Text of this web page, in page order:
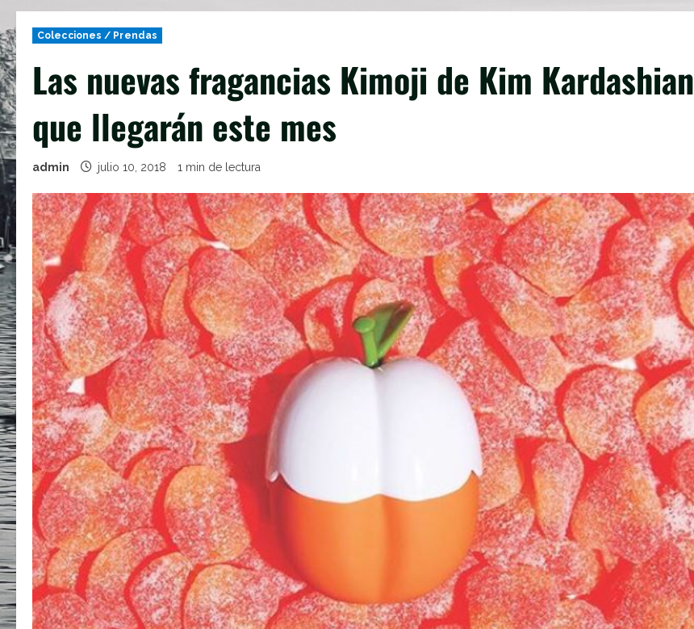
Colecciones / Prendas
Las nuevas fragancias Kimoji de Kim Kardashian
que llegarán este mes
admin julio 10, 2018 1 min de lectura